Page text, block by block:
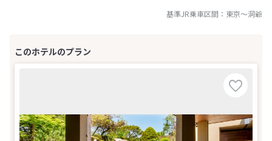
基準JR乗車区間： 東京～洞爺